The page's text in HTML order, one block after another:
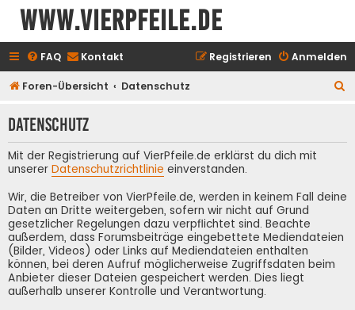
www.vierpfeile.de
FAQ Kontakt Anmelden
Registrieren
Foren-Übersicht Datenschutz
h
Datenschutz
Mit der Registrierung auf VierPfeile.de erklärst du dich mit
unserer Datenschutzrichtlinie einverstanden.
Wir, die Betreiber von VierPfeile.de, werden in keinem Fall deine
Daten an Dritte weitergeben, sofern wir nicht auf Grund
gesetzlicher Regelungen dazu verpflichtet sind. Beachte
außerdem, dass Forumsbeiträge eingebettete Mediendateien
(Bilder, Videos) oder Links auf Mediendateien enthalten
können, bei deren Aufruf möglicherweise Zugriffsdaten beim
Anbieter dieser Dateien gespeichert werden. Dies liegt
außerhalb unserer Kontrolle und Verantwortung.